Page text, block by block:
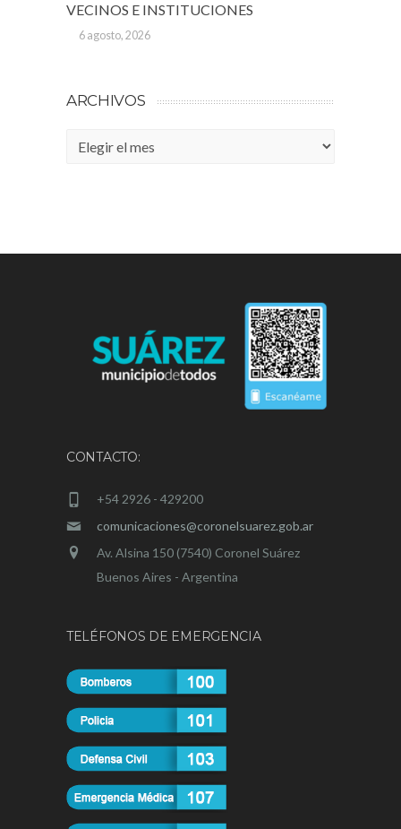
VECINOS E INSTITUCIONES
6 agosto, 2026
ARCHIVOS
Archivos
CONTACTO:
+54 2926 - 429200
comunicaciones@coronelsuarez.gob.ar
Av. Alsina 150 (7540) Coronel Suárez
Buenos Aires - Argentina
TELÉFONOS DE EMERGENCIA